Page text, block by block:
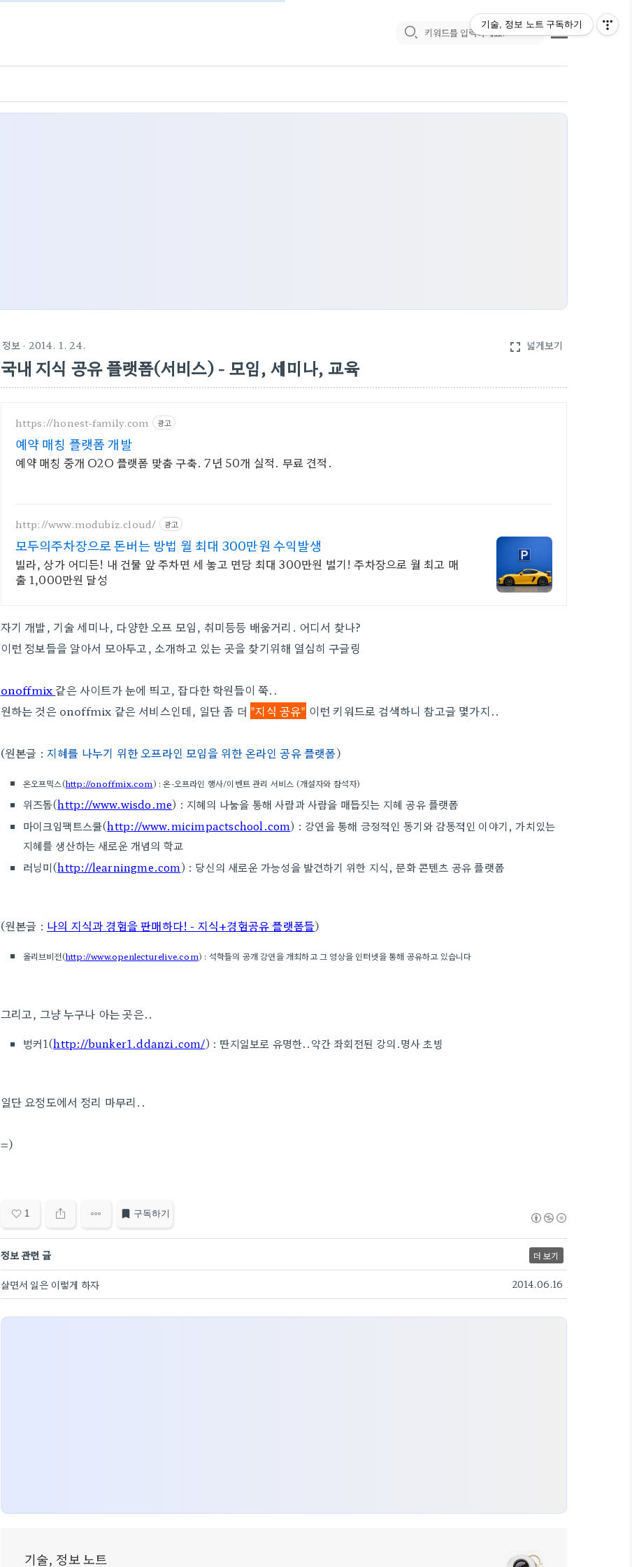
정보· 2014. 1. 24. fullscreen 넓게보기
국내 지식 공유 플랫폼(서비스) - 모임, 세미나, 교육
https://honest-family.com 광고
예약 매칭 플랫폼 개발
예약 매칭 중개 O2O 플랫폼 맞춤 구축. 7년 50개 실적. 무료 견적.
http://www.modubiz.cloud/ 광고
모두의주차장으로 돈버는 방법 월 최대 300만원 수익발생
빌라, 상가 어디든! 내 건물 앞 주차면 세 놓고 면당 최대 300만원 벌기! 주차장으로 월 최고 매
출 1,000만원 달성
자기 개발, 기술 세미나, 다양한 오프 모임, 취미등등 배움거리. 어디서 찾나?
이런 정보들을 알아서 모아두고, 소개하고 있는 곳을 찾기위해 열심히 구글링
onoffmix 같은 사이트가 눈에 띄고, 잡다한 학원들이 쭉..
원하는 것은 onoffmix 같은 서비스인데, 일단 좀 더 "지식 공유" 이런 키워드로 검색하니 참고글 몇가지..
(원본글 : 지혜를 나누기 위한 오프라인 모임을 위한 온라인 공유 플랫폼)
온오프믹스(http://onoffmix.com) : 온-오프라인 행사/이벤트 관리 서비스 (개설자와 참석자)
위즈돔(http://www.wisdo.me) : 지혜의 나눔을 통해 사람과 사람을 매듭짓는 지혜 공유 플랫폼
마이크임팩트스쿨(http://www.micimpactschool.com) : 강연을 통해 긍정적인 동기와 감동적인 이야기, 가치있는
지혜를 생산하는 새로운 개념의 학교
러닝미(http://learningme.com) : 당신의 새로운 가능성을 발견하기 위한 지식, 문화 콘텐츠 공유 플랫폼
(원본글 : 나의 지식과 경험을 판매하다! - 지식+경험공유 플랫폼들)
올리브비전(http://www.openlecturelive.com) : 석학들의 공개 강연을 개최하고 그 영상을 인터넷을 통해 공유하고 있습니다
그리고, 그냥 누구나 아는 곳은..
벙커1(http://bunker1.ddanzi.com/) : 딴지일보로 유명한..약간 좌회전된 강의.명사 초빙
일단 요정도에서 정리 마무리..
=)
1 구독하기
정보 관련 글 더 보기
살면서 일은 이렇게 하자 2014.06.16
기술, 정보 노트
기술, 정보 노트 구독하기